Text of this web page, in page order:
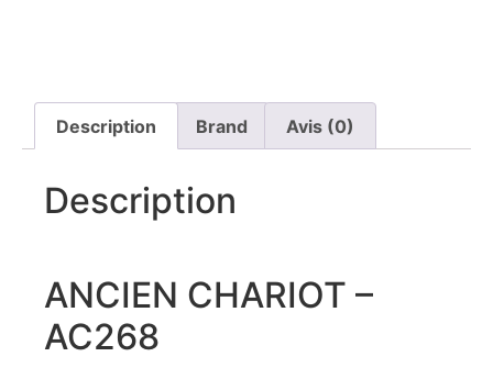
Description Brand Avis (0)
Description
ANCIEN CHARIOT –
AC268